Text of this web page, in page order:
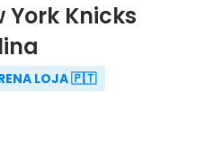
York Knicks
LOJA 🇵🇹